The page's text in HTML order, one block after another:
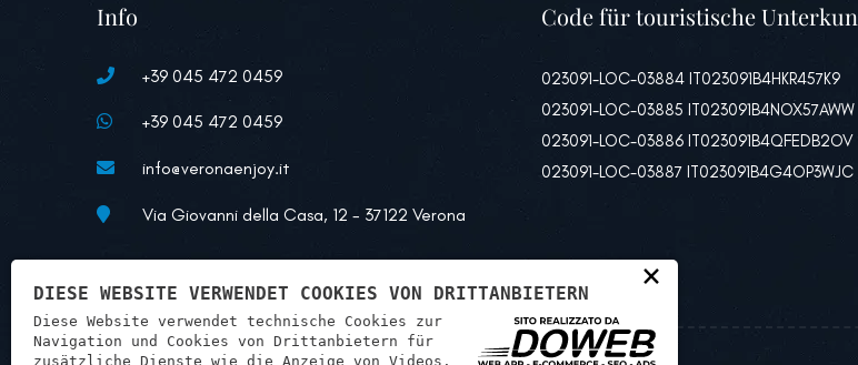
Info
+39 045 472 0459
+39 045 472 0459
info@veronaenjoy.it
Via Giovanni della Casa, 12 - 37122 Verona
Code für touristische Unterkun
023091-LOC-03884 IT023091B4HKR457K9
023091-LOC-03885 IT023091B4NOX57AWW
023091-LOC-03886 IT023091B4QFEDB2OV
023091-LOC-03887 IT023091B4G4OP3WJC
×
DIESE WEBSITE VERWENDET COOKIES VON DRITTANBIETERN
Diese Website verwendet technische Cookies zur
Navigation und Cookies von Drittanbietern für
zusätzliche Dienste wie die Anzeige von Videos.